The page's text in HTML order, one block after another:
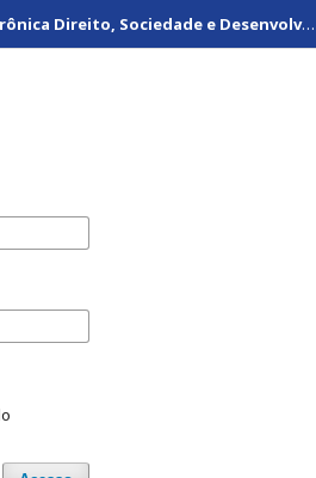
Revista Jurídica Eletrônica Direito, Sociedade e Desenvolvimento